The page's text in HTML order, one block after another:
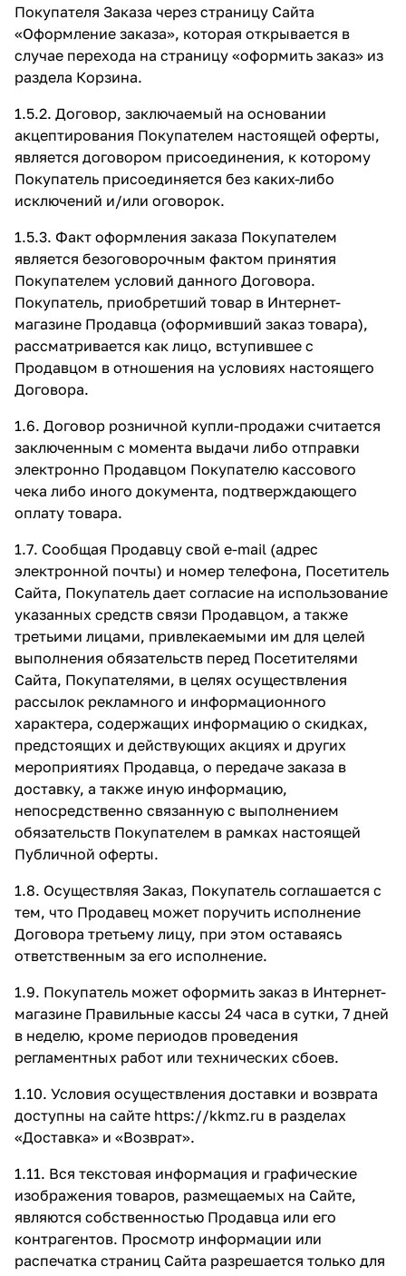
Покупателя Заказа через страницу Сайта
«Оформление заказа», которая открывается в
случае перехода на страницу «оформить заказ» из
раздела Корзина.
1.5.2. Договор, заключаемый на основании
акцептирования Покупателем настоящей оферты,
является договором присоединения, к которому
Покупатель присоединяется без каких-либо
исключений и/или оговорок.
1.5.3. Факт оформления заказа Покупателем
является безоговорочным фактом принятия
Покупателем условий данного Договора.
Покупатель, приобретший товар в Интернет-
магазине Продавца (оформивший заказ товара),
рассматривается как лицо, вступившее с
Продавцом в отношения на условиях настоящего
Договора.
1.6. Договор розничной купли-продажи считается
заключенным с момента выдачи либо отправки
электронно Продавцом Покупателю кассового
чека либо иного документа, подтверждающего
оплату товара.
1.7. Сообщая Продавцу свой e-mail (адрес
электронной почты) и номер телефона, Посетитель
Сайта, Покупатель дает согласие на использование
указанных средств связи Продавцом, а также
третьими лицами, привлекаемыми им для целей
выполнения обязательств перед Посетителями
Сайта, Покупателями, в целях осуществления
рассылок рекламного и информационного
характера, содержащих информацию о скидках,
предстоящих и действующих акциях и других
мероприятиях Продавца, о передаче заказа в
доставку, а также иную информацию,
непосредственно связанную с выполнением
обязательств Покупателем в рамках настоящей
Публичной оферты.
1.8. Осуществляя Заказ, Покупатель соглашается с
тем, что Продавец может поручить исполнение
Договора третьему лицу, при этом оставаясь
ответственным за его исполнение.
1.9. Покупатель может оформить заказ в Интернет-
магазине Правильные кассы 24 часа в сутки, 7 дней
в неделю, кроме периодов проведения
регламентных работ или технических сбоев.
1.10. Условия осуществления доставки и возврата
доступны на сайте https://kkmz.ru в разделах
«Доставка» и «Возврат».
1.11. Вся текстовая информация и графические
изображения товаров, размещаемых на Сайте,
являются собственностью Продавца или его
контрагентов. Просмотр информации или
распечатка страниц Сайта разрешается только для